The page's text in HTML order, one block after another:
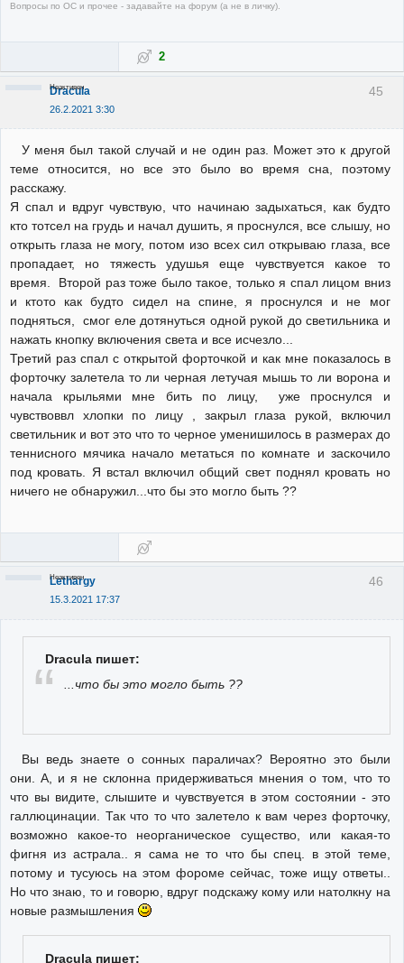
Вопросы по ОС и прочее - задавайте на форум (а не в личку).
2
45
Dracula
26.2.2021 3:30
Неактивен
У меня был такой случай и не один раз. Может это к другой
теме относится, но все это было во время сна, поэтому
расскажу.
Я спал и вдруг чувствую, что начинаю задыхаться, как будто
кто тотсел на грудь и начал душить, я проснулся, все слышу, но
открыть глаза не могу, потом изо всех сил открываю глаза, все
пропадает, но тяжесть удушья еще чувствуется какое то
время. Второй раз тоже было такое, только я спал лицом вниз
и ктото как будто сидел на спине, я проснулся и не мог
подняться, смог еле дотянуться одной рукой до светильника и
нажать кнопку включения света и все исчезло...
Третий раз спал с открытой форточкой и как мне показалось в
форточку залетела то ли черная летучая мышь то ли ворона и
начала крыльями мне бить по лицу, уже проснулся и
чувствоввл хлопки по лицу , закрыл глаза рукой, включил
светильник и вот это что то черное уменишилось в размерах до
теннисного мячика начало метаться по комнате и заскочило
под кровать. Я встал включил общий свет поднял кровать но
ничего не обнаружил...что бы это могло быть ??
46
Lethargy
15.3.2021 17:37
Неактивен
Dracula пишет:
...что бы это могло быть ??
Вы ведь знаете о сонных параличах? Вероятно это были
они. А, и я не склонна придерживаться мнения о том, что то
что вы видите, слышите и чувствуется в этом состоянии - это
галлюцинации. Так что то что залетело к вам через форточку,
возможно какое-то неорганическое существо, или какая-то
фигня из астрала.. я сама не то что бы спец. в этой теме,
потому и тусуюсь на этом фороме сейчас, тоже ищу ответы..
Но что знаю, то и говорю, вдруг подскажу кому или натолкну на
новые размышления
Dracula пишет: